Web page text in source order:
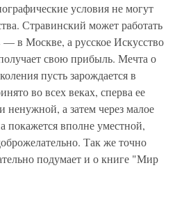
условия не могут
Стравинский может работать
в Москве, а русское Искусство
свою прибыль. Мечта о
пусть зарождается в
во всех веках, сперва ее
а затем через малое
покажется вполне уместной,
Так же точно
подумает и о книге "Мир